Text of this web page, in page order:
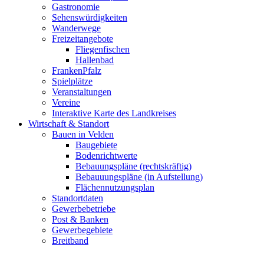
Gastronomie
Sehenswürdigkeiten
Wanderwege
Freizeitangebote
Fliegenfischen
Hallenbad
FrankenPfalz
Spielplätze
Veranstaltungen
Vereine
Interaktive Karte des Landkreises
Wirtschaft & Standort
Bauen in Velden
Baugebiete
Bodenrichtwerte
Bebauungspläne (rechtskräftig)
Bebauuungspläne (in Aufstellung)
Flächennutzungsplan
Standortdaten
Gewerbebetriebe
Post & Banken
Gewerbegebiete
Breitband